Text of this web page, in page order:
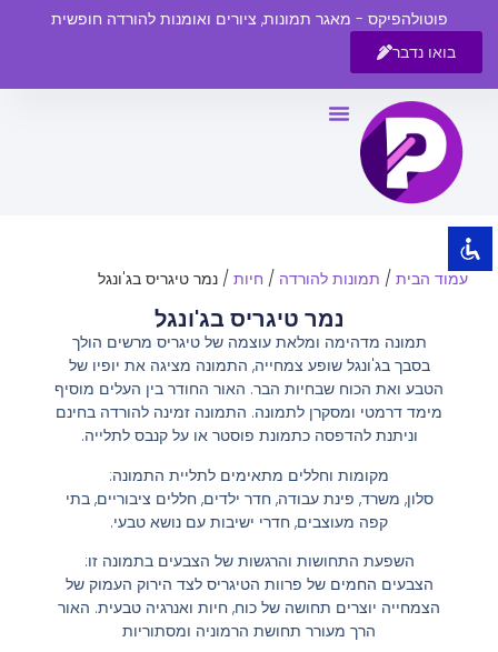
visibility_off השבת את ההבזקים
title סמן כותרות
צבע רקע
zoom_out
zoom_in זום (הגדלה)
הגדלת גופן
גופן קריא
ניגודיות בהירה
ניגודיות כהה
הוסף קו תחתון לקישורים
סמן קישורים
לאפס
פוטולהפיקס - מאגר תמונות, ציורים ואומנות להורדה חופשית
בואו נדבר
עמוד הבית/ תמונות להורדה / חיות/ נמר טיגריס בג'ונגל
נמר טיגריס בג'ונגל
תמונה מדהימה ומלאת עוצמה של טיגריס מרשים הולך
בסבך בג'ונגל שופע צמחייה, התמונה מציגה את יופיו של
הטבע ואת הכוח שבחיות הבר. האור החודר בין העלים מוסיף
מימד דרמטי ומסקרן לתמונה. התמונה זמינה להורדה בחינם
וניתנת להדפסה כתמונת פוסטר או על קנבס לתלייה.
מקומות וחללים מתאימים לתליית התמונה:
סלון, משרד, פינת עבודה, חדר ילדים, חללים ציבוריים, בתי
קפה מעוצבים, חדרי ישיבות עם נושא טבעי.
השפעת התחושות והרגשות של הצבעים בתמונה זו:
הצבעים החמים של פרוות הטיגריס לצד הירוק העמוק של
הצמחייה יוצרים תחושה של כוח, חיות ואנרגיה טבעית. האור
הרך מעורר תחושת הרמוניה ומסתוריות